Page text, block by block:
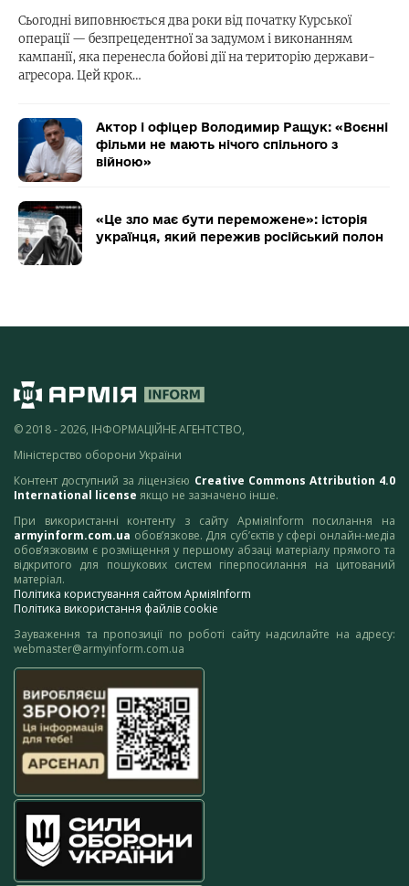
Сьогодні виповнюється два роки від початку Курської
операції — безпрецедентної за задумом і виконанням
кампанії, яка перенесла бойові дії на територію держави-
агресора. Цей крок…
Актор і офіцер Володимир Ращук: «Воєнні
фільми не мають нічого спільного з
війною»
«Це зло має бути переможене»: історія
українця, який пережив російський полон
© 2018 - 2026, ІНФОРМАЦІЙНЕ АГЕНТСТВО,
Міністерство оборони України
Контент доступний за ліцензією Creative Commons Attribution 4.0
International license якщо не зазначено інше.
При використанні контенту з сайту АрміяInform посилання на
armyinform.com.ua обов’язкове. Для суб’єктів у сфері онлайн-медіа
обов’язковим є розміщення у першому абзаці матеріалу прямого та
відкритого для пошукових систем гіперпосилання на цитований
матеріал.
Політика користування сайтом АрміяInform
Політика використання файлів cookie
Зауваження та пропозиції по роботі сайту надсилайте на адресу:
webmaster@armyinform.com.ua